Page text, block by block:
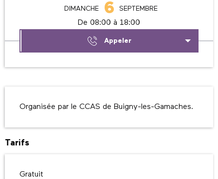
DIMANCHE 6 SEPTEMBRE
De 08:00 à 18:00
Appeler
Organisée par le CCAS de Buigny-les-Gamaches.
Tarifs
Gratuit